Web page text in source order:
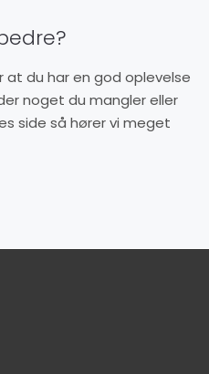
du har en god oplevelse
noget du mangler eller
side så hører vi meget